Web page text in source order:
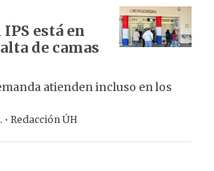
está en
de camas
atienden incluso en los
· Redacción ÚH